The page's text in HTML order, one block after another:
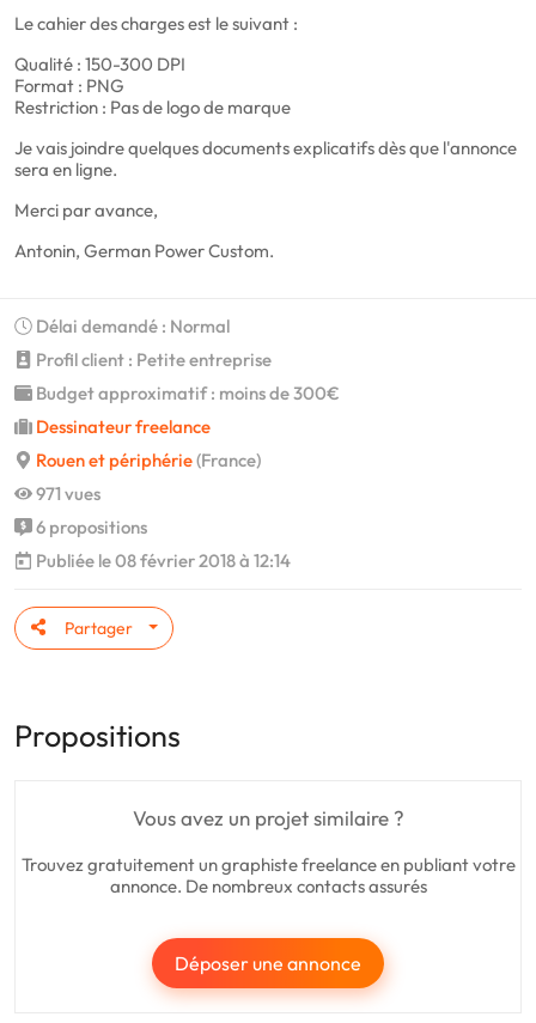
Le cahier des charges est le suivant :
Qualité : 150-300 DPI
Format : PNG
Restriction : Pas de logo de marque
Je vais joindre quelques documents explicatifs dès que l'annonce
sera en ligne.
Merci par avance,
Antonin, German Power Custom.
Délai demandé : Normal
Profil client : Petite entreprise
Budget approximatif : moins de 300€
Dessinateur freelance
Rouen et périphérie(France)
971 vues
6 propositions
Publiée le 08 février 2018 à 12:14
Partager
Propositions
Vous avez un projet similaire ?
Trouvez gratuitement un graphiste freelance en publiant votre
annonce. De nombreux contacts assurés
Déposer une annonce